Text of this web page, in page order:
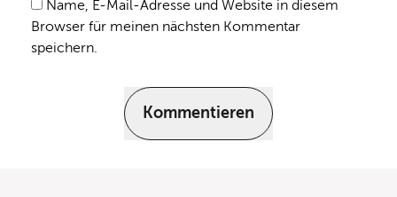
Name, E-Mail-Adresse und Website in diesem
Browser für meinen nächsten Kommentar
speichern.
Kommentieren